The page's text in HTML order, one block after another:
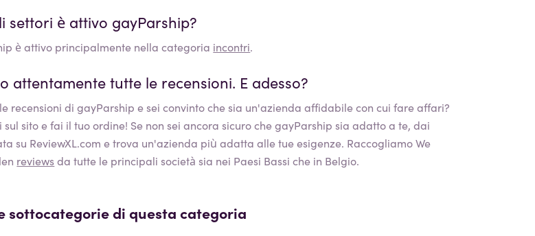
settori è attivo gayParship?
è attivo principalmente nella categoria incontri.
attentamente tutte le recensioni. E adesso?
recensioni digayParship e sei convinto che sia un'azienda affidabile con cui fare affari?
sul sito e fai il tuo ordine! Se non sei ancora sicuro chegayParship sia adatto a te, dai
su ReviewXL.com e trova un'azienda più adatta alle tue esigenze. Raccogliamo We
reviewsda tutte le principali società sia nei Paesi Bassi che in Belgio.
sottocategorie di questa categoria